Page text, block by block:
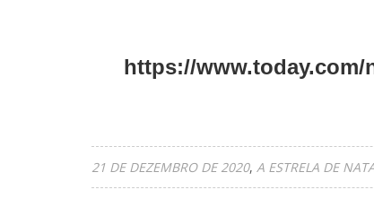
https://
21 DE DEZEMBRO DE 2020 A ESTRELA DE